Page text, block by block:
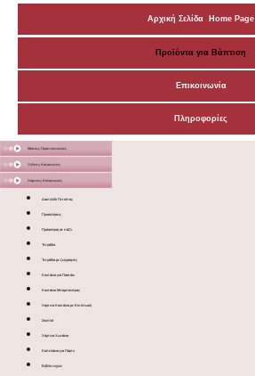
Αρχική Σελίδα Home Page
Προϊόντα για Βάπτιση
Επικοινωνία
Πληροφορίες
Μάσκες Προστατευτικές
Ξύλινες Κατασκευές
Χάρτινες Κατασκευές
Δακτυλίδι Πετσέτας
Προσκλήσεις
Πρόσκληση σε πάζλ
Τετράδια
Τετράδια με ζωγραφιές
Κουτάκια για Παστάκι
Κουτάκια Μπομπονιέρας
Χάρτινα Κουτάκια με Εκτύπωση
Σουπλά
Χάρτινα Χωνάκια
Καπελάκια για Πάρτυ
Βιβλίο ευχών